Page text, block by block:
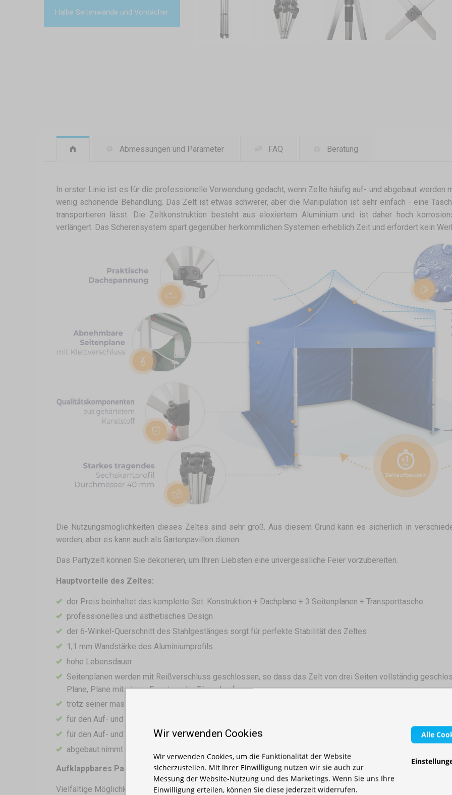
Halbe Seitenwände und Vordächer
Abmessungen und Parameter FAQ Beratung
In erster Linie ist es für die professionelle Verwendung gedacht, wenn Zelte häufig auf- und abgebaut werden
wenig schonende Behandlung. Das Zelt ist etwas schwerer, aber die Manipulation ist sehr einfach - eine
transportieren lässt. Die Zeltkonstruktion besteht aus eloxiertem Aluminium und ist daher hoch
verlängert. Das Scherensystem spart gegenüber herkömmlichen Systemen erheblich Zeit und erfordert kein
Die Nutzungsmöglichkeiten dieses Zeltes sind sehr groß. Aus diesem Grund kann es sicherlich in
werden, aber es kann auch als Gartenpavillon dienen.
Das Partyzelt können Sie dekorieren, um Ihren Liebsten eine unvergessliche Feier vorzubereiten.
Hauptvorteile des Zeltes:
der Preis beinhaltet das komplette Set: Konstruktion + Dachplane + 3 Seitenplanen + Transporttasche
professionelles und ästhetisches Design
der 6-Winkel-Querschnitt des Stahlgestänges sorgt für perfekte Stabilität des Zeltes
1,1 mm Wandstärke des Aluminiumprofils
hohe Lebensdauer
Seitenplanen werden mit Reißverschluss geschlossen, so dass das Zelt von drei Seiten vollständig
Plane, Plane mit einem Fenster oder Tür zu kaufen
trotz seiner massiven Konstruktion ist es einfach zu bedienen
für den Auf- und Abbau des Zeltes benötigen Sie nur wenige Minuten, was Ihre Zeit spart
für den Auf- und Abbau ist kein Werkzeug erforderlich
abgebaut nimmt es nicht viel Platz ein, so dass es leicht zu transportieren ist
Aufklappbares Partyzelt mit Ihrem Logo?
Vielfältige Möglichkeiten Ihr Zelt bedrucken zu lassen. Von einem einfachen Logo bis zum Vollfarbdruck.
Wir verwenden Cookies
Wir verwenden Cookies, um die Funktionalität der Website
sicherzustellen. Mit Ihrer Einwilligung nutzen wir sie auch zur
Messung der Website-Nutzung und des Marketings. Wenn Sie uns Ihre
Einwilligung erteilen, können Sie diese jederzeit widerrufen.
Alle